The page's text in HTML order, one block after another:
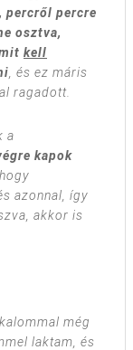
percről percre
osztva,
kell
, és ez máris
ragadott.
a
kapok
azonnal, így
akkor is
még
laktam, és